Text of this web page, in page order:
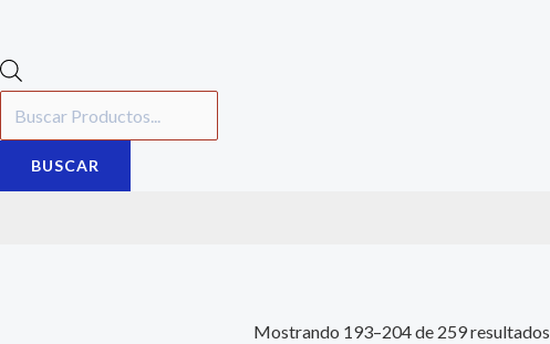
BUSCAR
Mostrando 193–204 de 259 resultados